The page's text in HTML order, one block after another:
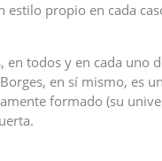
propio en cada
todos y en cada uno
en sí mismo, es
formado (su